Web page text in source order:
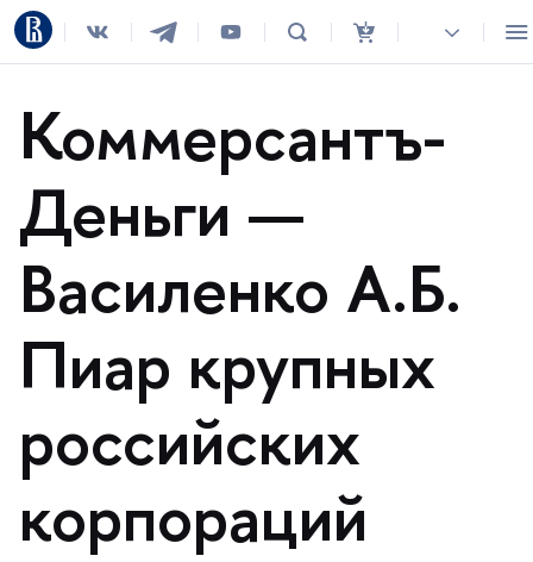
Коммерсантъ-
Деньги —
асиленко А.Б.
Пиар крупных
российских
корпораций